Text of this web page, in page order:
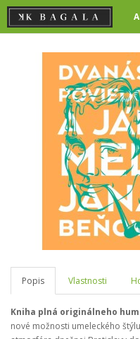
Popis Vlastnosti
Kniha plná originálneho
nové možnosti umeleckého